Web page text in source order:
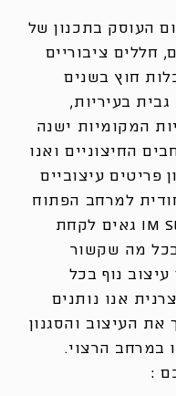
העוסק בתכנון של
חללים ציבוריים
חוץ בשנים
בעיריות,
המקומיות ישנה
החיצוניים ואנו
פריטים עיצוביים
למרחב הפתוח
בו אנו שוהים . אנחנו ב-im segev גאים לקחת
מה שקשור
עיצוב נוף בכל
אנו נותנים
העיצוב והסגנון
במרחב הרצוי.
: